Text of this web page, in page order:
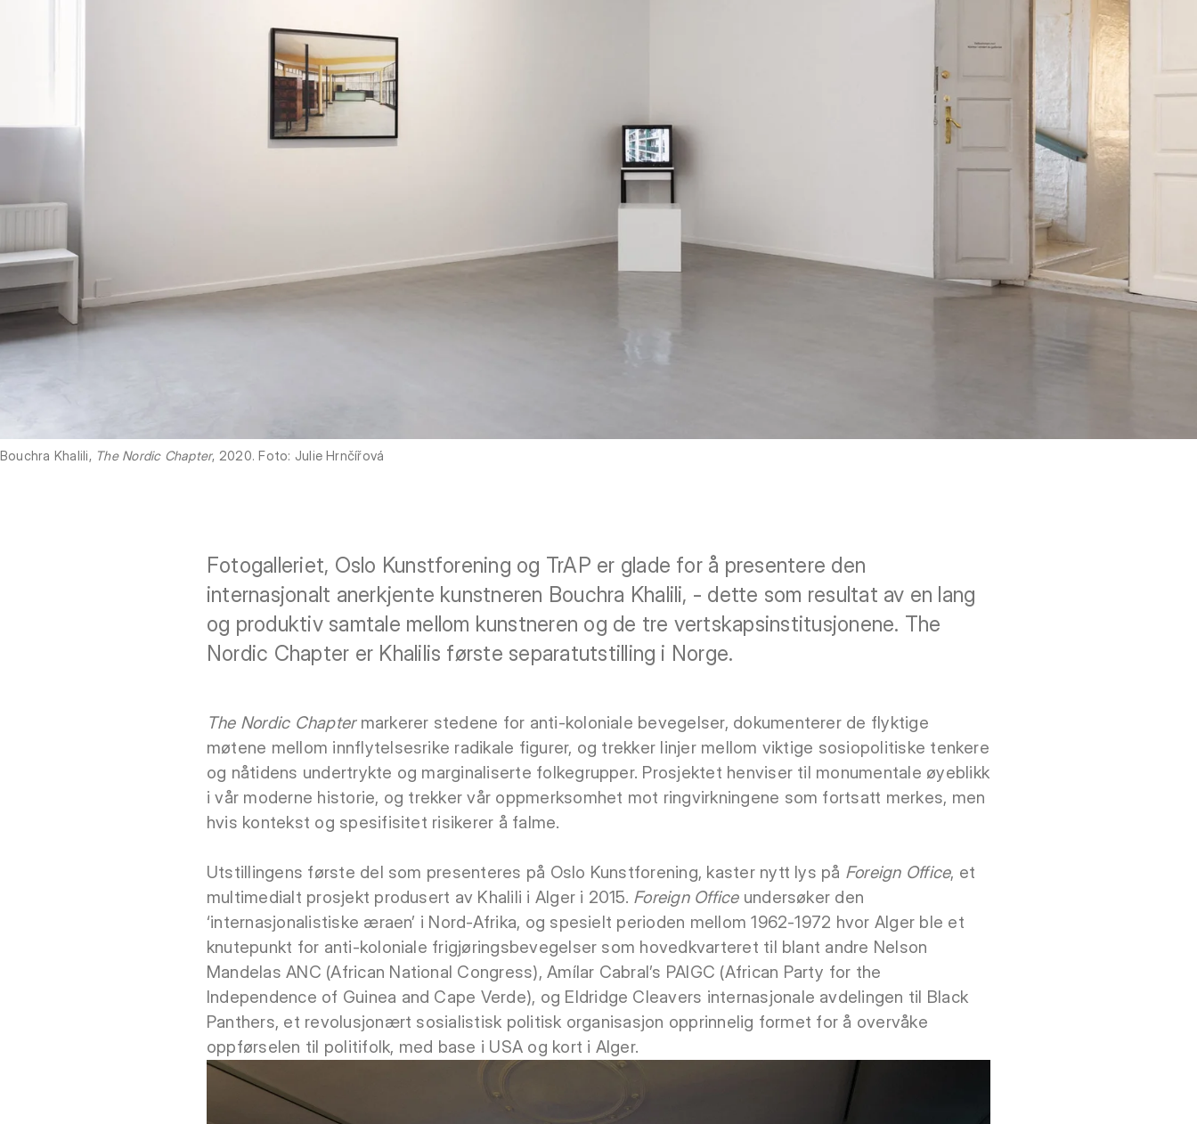
Bouchra Khalili, The Nordic Chapter, 2020. Foto: Julie Hrnčířová
Fotogalleriet, Oslo Kunstforening og TrAP er glade for å presentere den
internasjonalt anerkjente kunstneren Bouchra Khalili, - dette som resultat av en lang
og produktiv samtale mellom kunstneren og de tre vertskapsinstitusjonene. The
Nordic Chapter er Khalilis første separatutstilling i Norge.
The Nordic Chaptermarkerer stedene for anti-koloniale bevegelser, dokumenterer de flyktige
møtene mellom innflytelsesrike radikale figurer, og trekker linjer mellom viktige sosiopolitiske tenkere
og nåtidens undertrykte og marginaliserte folkegrupper. Prosjektet henviser til monumentale øyeblikk
i vår moderne historie, og trekker vår oppmerksomhet mot ringvirkningene som fortsatt merkes, men
hvis kontekst og spesifisitet risikerer å falme.
Utstillingens første del som presenteres på Oslo Kunstforening, kaster nytt lys på Foreign Office, et
multimedialt prosjekt produsert av Khalili i Alger i 2015. Foreign Officeundersøker den
‘internasjonalistiske æraen’ i Nord-Afrika, og spesielt perioden mellom 1962-1972 hvor Alger ble et
knutepunkt for anti-koloniale frigjøringsbevegelser som hovedkvarteret til blant andre Nelson
Mandelas ANC (African National Congress), Amílar Cabral’s PAIGC (African Party for the
Independence of Guinea and Cape Verde), og Eldridge Cleavers internasjonale avdelingen til Black
Panthers, et revolusjonært sosialistisk politisk organisasjon opprinnelig formet for å overvåke
oppførselen til politifolk, med base i USA og kort i Alger.